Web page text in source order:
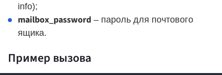
info);
mailbox_password – пароль для почтового
ящика.
Пример вызова